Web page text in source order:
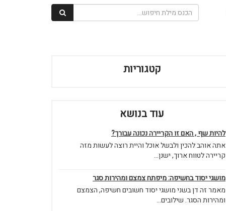
קטגוריות
עוד בנושא
להיות שף , האם זו הקריירה נכונה עבורך?
אתה אוהב להכין ולבשל אוכל והיית רוצה לעשות מזה
קריירה לטווח ארוך, ישנן...
מושגי יסוד בחשיפה: מיפתח צמצם ומהירות סגר
מאמר זה דן בשני מושגי יסוד חשובים חשיפה, הצמצם
ומהירות הסגר. שילובים...